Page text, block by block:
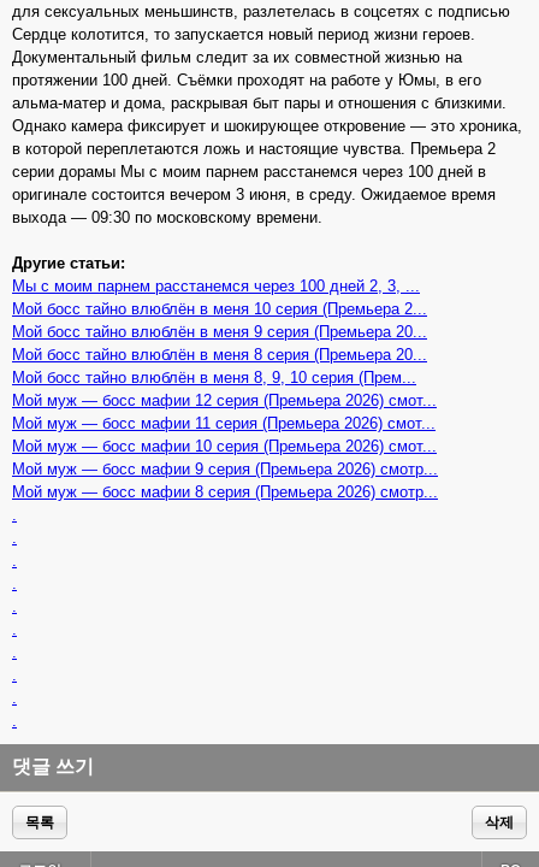
для сексуальных меньшинств, разлетелась в соцсетях с подписью
Сердце колотится, то запускается новый период жизни героев.
Документальный фильм следит за их совместной жизнью на
протяжении 100 дней. Съёмки проходят на работе у Юмы, в его
альма-матер и дома, раскрывая быт пары и отношения с близкими.
Однако камера фиксирует и шокирующее откровение — это хроника,
в которой переплетаются ложь и настоящие чувства. Премьера 2
серии дорамы Мы с моим парнем расстанемся через 100 дней в
оригинале состоится вечером 3 июня, в среду. Ожидаемое время
выхода — 09:30 по московскому времени.
Другие статьи:
Мы с моим парнем расстанемся через 100 дней 2, 3, ...
Мой босс тайно влюблён в меня 10 серия (Премьера 2...
Мой босс тайно влюблён в меня 9 серия (Премьера 20...
Мой босс тайно влюблён в меня 8 серия (Премьера 20...
Мой босс тайно влюблён в меня 8, 9, 10 серия (Прем...
Мой муж — босс мафии 12 серия (Премьера 2026) смот...
Мой муж — босс мафии 11 серия (Премьера 2026) смот...
Мой муж — босс мафии 10 серия (Премьера 2026) смот...
Мой муж — босс мафии 9 серия (Премьера 2026) смотр...
Мой муж — босс мафии 8 серия (Премьера 2026) смотр...
댓글 쓰기
목록 삭제